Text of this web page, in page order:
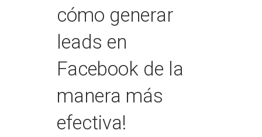
cómo generar
leads en
Facebook de la
manera más
efectiva!